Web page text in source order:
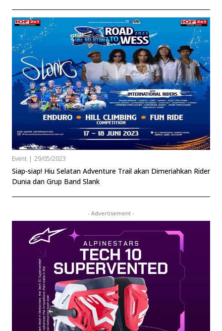
Event | 29/05/2023
Siap-siap! Hiu Selatan Adventure Trail akan Dimeriahkan Rider
Dunia dan Grup Band Slank
- Advertisement -